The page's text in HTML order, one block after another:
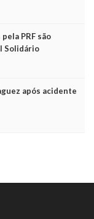
PRF são
Solidário
após acidente